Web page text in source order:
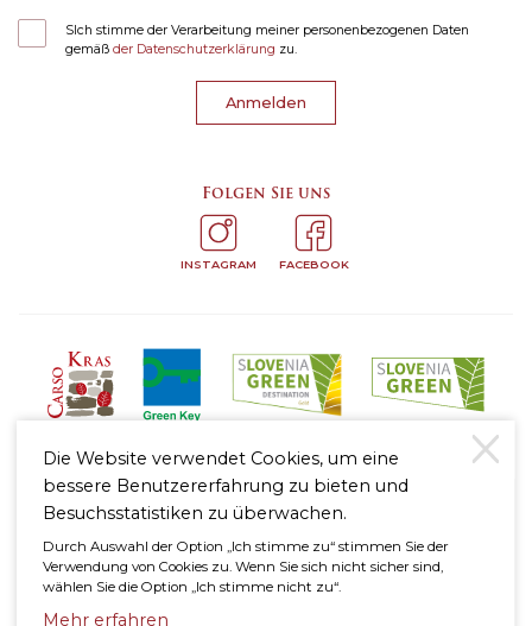
SIch stimme der Verarbeitung meiner personenbezogenen Daten
gemäß der Datenschutzerklärung zu.
Anmelden
Folgen Sie uns
INSTAGRAM FACEBOOK
Rechtshinweis
Datenschutzrichtlinie
Die Website verwendet Cookies, um eine
bessere Benutzererfahrung zu bieten und
Besuchsstatistiken zu überwachen.
Durch Auswahl der Option „Ich stimme zu“ stimmen Sie der
Verwendung von Cookies zu. Wenn Sie sich nicht sicher sind,
wählen Sie die Option „Ich stimme nicht zu“.
Mehr erfahren